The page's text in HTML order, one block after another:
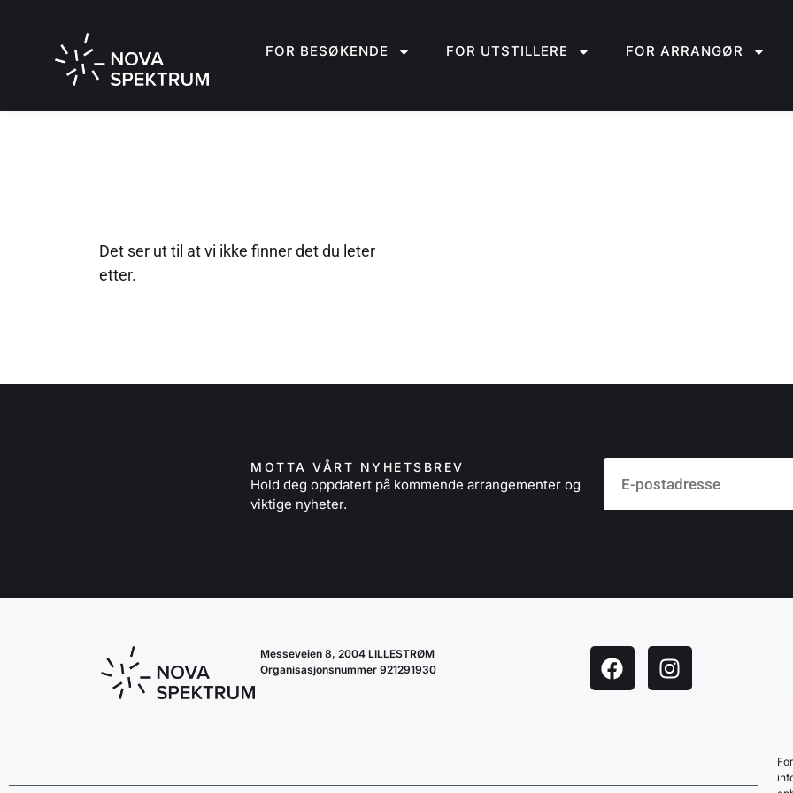
FOR BESØKENDE FOR UTSTILLERE FOR ARRANGØR
Det ser ut til at vi ikke finner det du leter
etter.
MOTTA VÅRT NYHETSBREV
Hold deg oppdatert på kommende arrangementer og
viktige nyheter.
Messeveien 8, 2004 LILLESTRØM
Organisasjonsnummer 921291930